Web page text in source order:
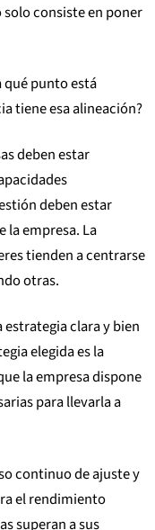
consiste en poner
qué punto está
tiene esa alineación?
deben estar
deben estar
la empresa. La
tienden a centrarse
otras.
estrategia clara y bien
elegida es la
la empresa dispone
para llevarla a
continuo de ajuste y
el rendimiento
superan a sus